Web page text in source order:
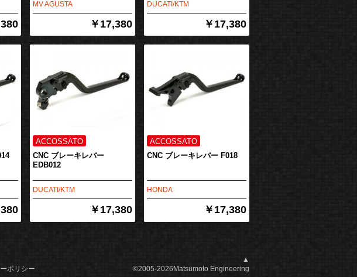
MV AGUSTA
￥17,380
DUCATI/KTM
￥17,380
CNC ブレーキレバー
EDB012
DUCATI/KTM
￥17,380
CNC ブレーキレバー F018
HONDA
￥17,380
ポリシー
▲
©2005-2026Matsumoto Engineering